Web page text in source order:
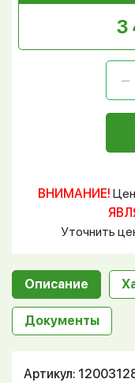
3
ВНИМАНИЕ!
Уточнить
Описание
Документы
Артикул: